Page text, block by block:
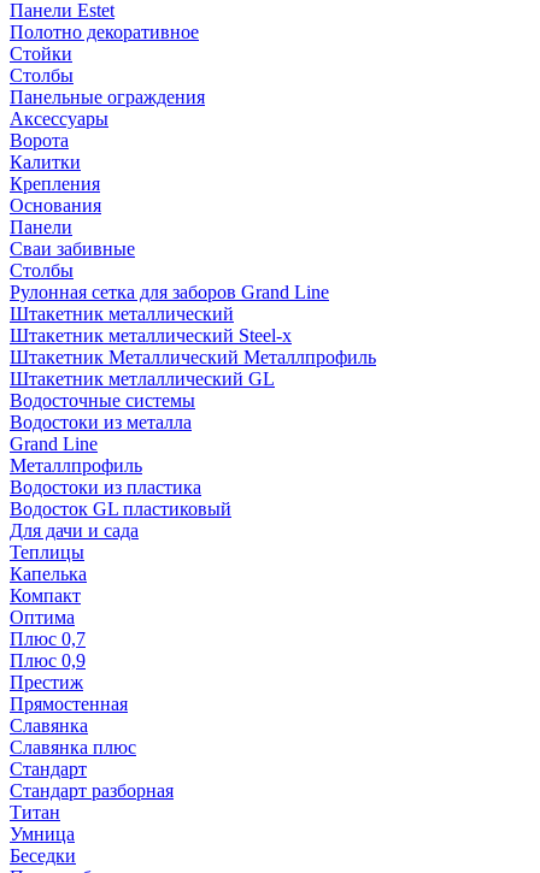
Панели Estet
Полотно декоративное
Стойки
Столбы
Панельные ограждения
Аксессуары
Ворота
Калитки
Крепления
Основания
Панели
Сваи забивные
Столбы
Рулонная сетка для заборов Grand Line
Штакетник металлический
Штакетник металлический Steel-x
Штакетник Металлический Металлпрофиль
Штакетник метлаллический GL
Водосточные системы
Водостоки из металла
Grand Line
Металлпрофиль
Водостоки из пластика
Водосток GL пластиковый
Для дачи и сада
Теплицы
Капелька
Компакт
Оптима
Плюс 0,7
Плюс 0,9
Престиж
Прямостенная
Славянка
Славянка плюс
Стандарт
Стандарт разборная
Титан
Умница
Беседки